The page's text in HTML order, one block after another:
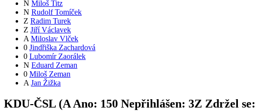
N Miloš Titz
N Rudolf Tomíček
Z Radim Turek
Z Jiří Václavek
A Miloslav Vlček
0 Jindřiška Zachardová
0 Lubomír Zaorálek
N Eduard Zeman
0 Miloš Zeman
A Jan Žižka
KDU-ČSL (AAno: 150 Nepřihlášen: 3Z Zdržel se: